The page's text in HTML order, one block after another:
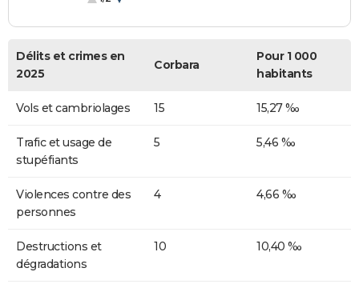
Délits et crimes en
2025
Corbara
Pour 1 000
habitants
Vols et cambriolages 15 15,27 ‰
Trafic et usage de
stupéfiants
5 5,46 ‰
Violences contre des
personnes
4 4,66 ‰
Destructions et
dégradations
10 10,40 ‰